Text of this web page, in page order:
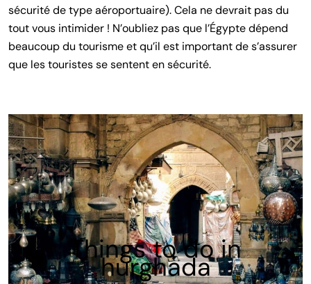
sécurité de type aéroportuaire). Cela ne devrait pas du
tout vous intimider ! N’oubliez pas que l’Égypte dépend
beaucoup du tourisme et qu’il est important de s’assurer
que les touristes se sentent en sécurité.
Things to do in
hurghada